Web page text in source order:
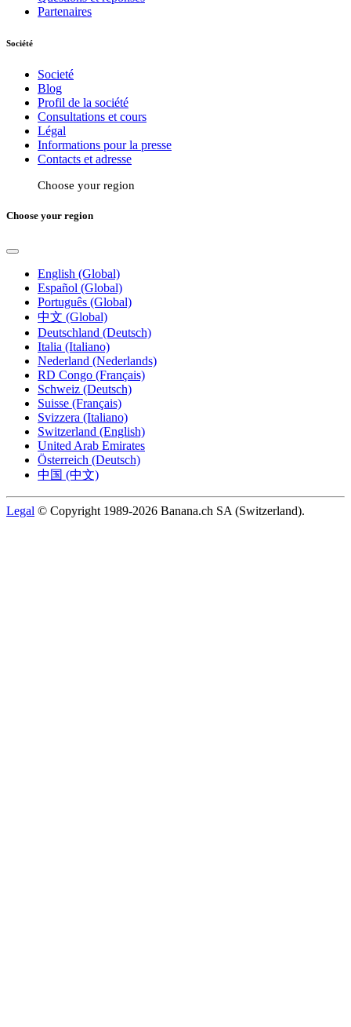
Partenaires
Société
Societé
Blog
Profil de la société
Consultations et cours
Légal
Informations pour la presse
Contacts et adresse
Choose your region
Choose your region
English (Global)
Español (Global)
Português (Global)
中文 (Global)
Deutschland (Deutsch)
Italia (Italiano)
Nederland (Nederlands)
RD Congo (Français)
Schweiz (Deutsch)
Suisse (Français)
Svizzera (Italiano)
Switzerland (English)
United Arab Emirates
Österreich (Deutsch)
中国 (中文)
Legal © Copyright 1989-2026 Banana.ch SA (Switzerland).